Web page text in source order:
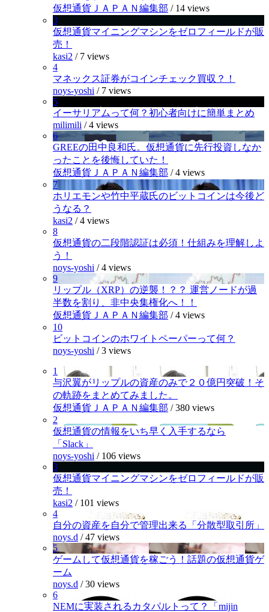
仮想通貨ＪＡＰＡＮ編集部 / 14 views
3
仮想通貨マイニングマシンをゼロフィールドが販
売！
kasi2 / 7 views
4
マネックス証券がコインチェック買収？！
noys-yoshi / 7 views
5
イーサリアムって何？初心者向けに簡単まとめ
milimili /4 views
6
GREEの田中良和氏。仮想通貨に先行投資しなか
ったことを後悔していた！
仮想通貨ＪＡＰＡＮ編集部 /4 views
7
ホリエモンや竹中平蔵氏のビットコインは今後ど
うなる？
kasi2 /4 views
8
仮想通貨の二段階認証は必須！仕組みを理解しよ
う！
noys-yoshi /4 views
9
リップル（XRP）の逆襲！？？ 運営ノードが過
半数を割り、非中央集権化へ！！
仮想通貨ＪＡＰＡＮ編集部 /4 views
10
ビットコインのホワイトペーパーって何？
noys-yoshi /3 views
1
与沢翼がリップルの資産のみで２０億円突破！そ
の軌跡をまとめてみました。
仮想通貨ＪＡＰＡＮ編集部 /380 views
2
仮想通貨の情報をいち早く入手するなら
「Slack」
noys-yoshi / 106 views
3
仮想通貨マイニングマシンをゼロフィールドが販
売！
kasi2 / 101 views
4
自分の資産を自分で管理出来る「分散型取引所」
noys.d /47 views
5
ゲームして仮想通貨を稼ごう！話題の仮想通貨ゲ
ーム
noys.d /30 views
6
NEMに実装されるカタパルトって？「mijin